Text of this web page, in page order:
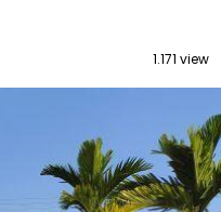
1.171 view